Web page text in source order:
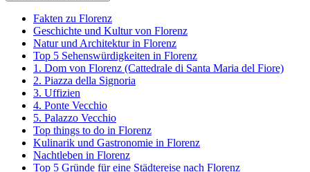
Fakten zu Florenz
Geschichte und Kultur von Florenz
Natur und Architektur in Florenz
Top 5 Sehenswürdigkeiten in Florenz
1. Dom von Florenz (Cattedrale di Santa Maria del Fiore)
2. Piazza della Signoria
3. Uffizien
4. Ponte Vecchio
5. Palazzo Vecchio
Top things to do in Florenz
Kulinarik und Gastronomie in Florenz
Nachtleben in Florenz
Top 5 Gründe für eine Städtereise nach Florenz